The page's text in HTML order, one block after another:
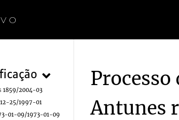
1859/2004-03
25/1997-01
01-09/1973-01-09
Antunes